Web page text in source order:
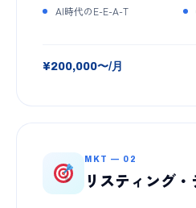
AI時代のE-E-A-T
¥200,000〜/月
MKT — 02
リスティング